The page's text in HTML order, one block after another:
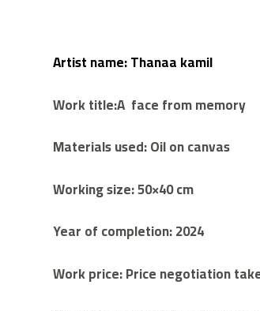
Artist name:Thanaa kamil
Work title:A face from memory
Materials used: Oil on canvas
Working size: 50×40 cm
Year of completion: 2024
Work price: Price negotiation